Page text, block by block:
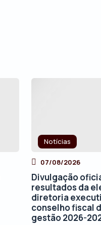
Notícias
07/08/2026
Divulgação
resultados da
diretoria
conselho fiscal
gestão 2026-